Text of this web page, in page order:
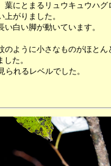
葉にとまるリュウキュウハ
がりました。
白い脚が動いています。
のように小さなものがほと
た。
れるレベルでした。